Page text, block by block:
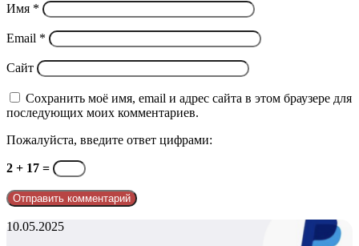
Имя *
Email *
Сайт
Сохранить моё имя, email и адрес сайта в этом браузере для
последующих моих комментариев.
Пожалуйста, введите ответ цифрами:
2 + 17 =
telegram
10.05.2025